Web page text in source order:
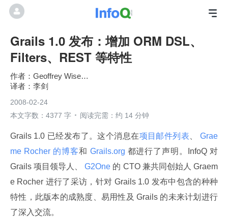
Grails 1.0 发布：增加 ORM DSL、
Filters、REST 等特性
Geoffrey Wiseman
李剑
2008-02-24
本文字数：4377 字
阅读完需：约 14 分钟
Grails 1.0 已经发布了。这个消息在项目邮件列表
Grae
me Rocher 的博客和 Grails.org 都进行了声明。InfoQ 对
Grails 项目领导人、
G2One 的 CTO 兼共同创始人 Graem
e Rocher 进行了采访，针对 Grails 1.0 发布中包含的种种
特性，此版本的成熟度、易用性及 Grails 的未来计划进行
了深入交流。